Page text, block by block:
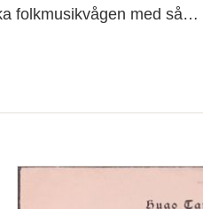
folkmusikvågen med så…